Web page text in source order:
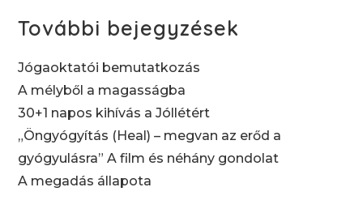
További bejegyzések
Jógaoktatói bemutatkozás
A mélyből a magasságba
30+1 napos kihívás a Jóllétért
„Öngyógyítás (Heal) – megvan az erőd a
gyógyulásra” A film és néhány gondolat
A megadás állapota